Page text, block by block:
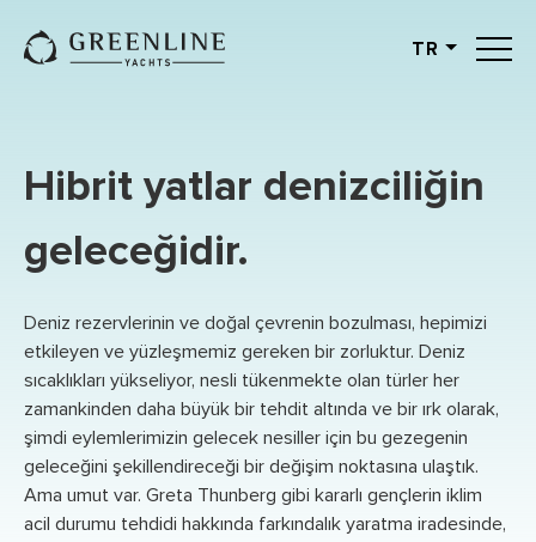
TR
French
Russian
Hibrit yatlar denizciliğin
geleceğidir.
Deniz rezervlerinin ve doğal çevrenin bozulması, hepimizi
etkileyen ve yüzleşmemiz gereken bir zorluktur. Deniz
sıcaklıkları yükseliyor, nesli tükenmekte olan türler her
zamankinden daha büyük bir tehdit altında ve bir ırk olarak,
şimdi eylemlerimizin gelecek nesiller için bu gezegenin
geleceğini şekillendireceği bir değişim noktasına ulaştık.
Ama umut var. Greta Thunberg gibi kararlı gençlerin iklim
acil durumu tehdidi hakkında farkındalık yaratma iradesinde,